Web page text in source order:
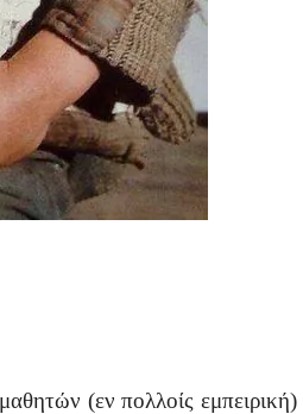
(εν πολλοίς εμπειρική)